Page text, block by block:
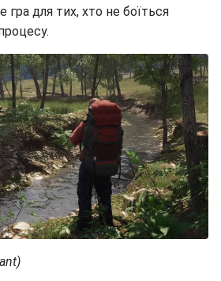
гра для тих, хто не боїться